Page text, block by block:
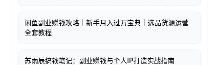
闲鱼副业赚钱攻略｜新手月入过万宝典｜选品货源运营
全套教程
苏雨辰搞钱笔记：副业赚钱与个人IP打造实战指南